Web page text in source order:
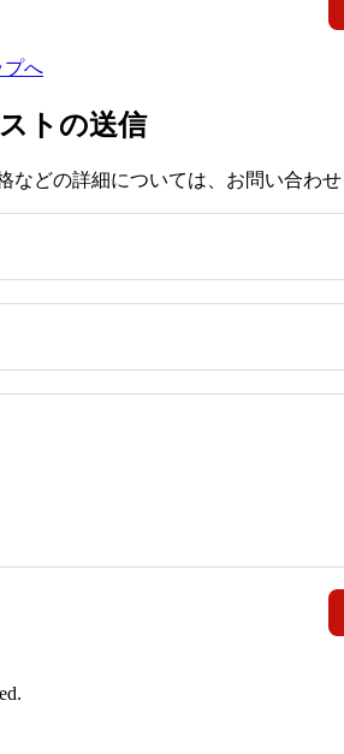
プへ
トの送信
などの詳細については、お問い合わ